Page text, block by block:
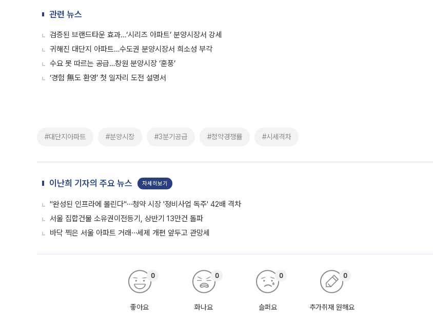
관련 뉴스
검증된 브랜드타운 효과…‘시리즈 아파트’ 분양시장서 강세
귀해진 대단지 아파트…수도권 분양시장서 희소성 부각
수요 못 따르는 공급…창원 분양시장 ‘훈풍’
‘경험 無도 환영’ 첫 일자리 도전 설명서
#대단지아파트 #분양시장 #3분기공급 #청약경쟁률 #시세격차
이난희 기자의 주요 뉴스 자세히보기
"완성된 인프라에 몰린다"⋯청약 시장 '정비사업 독주' 42배 격차
서울 집합건물 소유권이전등기, 상반기 13만건 돌파
바닥 찍은 서울 아파트 거래⋯세제 개편 앞두고 관망세
좋아요
0
화나요
0
슬퍼요
0
추가취재 원해요
0